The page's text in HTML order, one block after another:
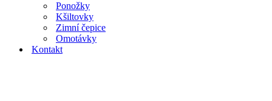
Ponožky
Kšiltovky
Zimní čepice
Omotávky
Kontakt